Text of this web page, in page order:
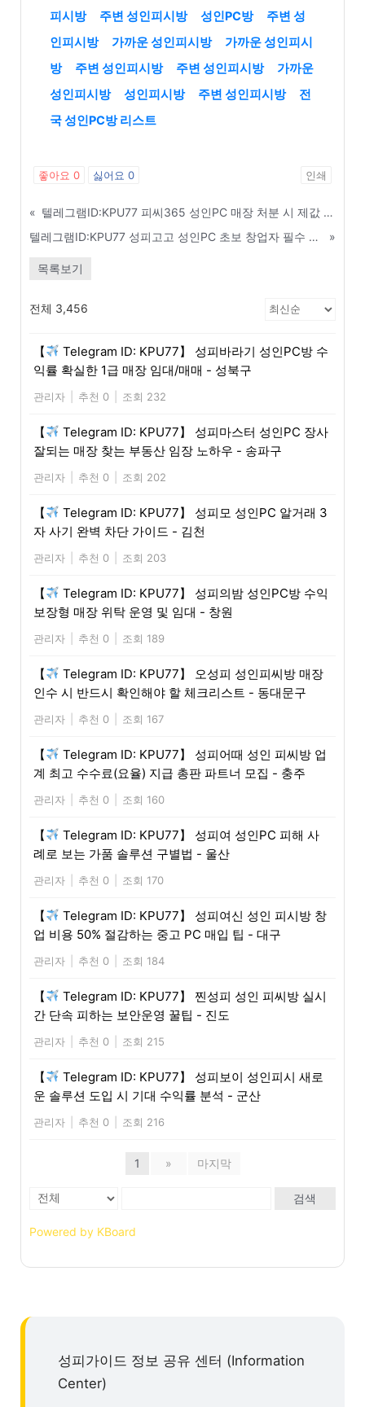
피시방
주변 성인피시방 성인PC방
주변 성
인피시방
가까운 성인피시방
가까운 성인피시
방
주변 성인피시방 주변 성인피시방
가까운
성인피시방
성인피시방 주변 성인피시방
전
국 성인PC방 리스트
좋아요 0 싫어요 0 인쇄
«
텔레그램ID:KPU77 피씨365 성인PC 매장 처분 시 제값 받고 빠르게 파는 법 - 양산
텔레그램ID:KPU77 성피고고 성인PC 초보 창업자 필수 매출 극대화 방법 - 강릉
»
목록보기
전체 3,456
【
Telegram ID: KPU77】 성피바라기 성인PC방 수
익률 확실한 1급 매장 임대/매매 - 성북구
관리자 추천 0 조회 232
【
Telegram ID: KPU77】 성피마스터 성인PC 장사
잘되는 매장 찾는 부동산 임장 노하우 - 송파구
관리자 추천 0 조회 202
【
Telegram ID: KPU77】 성피모 성인PC 알거래 3
자 사기 완벽 차단 가이드 - 김천
관리자 추천 0 조회 203
【
Telegram ID: KPU77】 성피의밤 성인PC방 수익
보장형 매장 위탁 운영 및 임대 - 창원
관리자 추천 0 조회 189
【
Telegram ID: KPU77】 오성피 성인피씨방 매장
인수 시 반드시 확인해야 할 체크리스트 - 동대문구
관리자 추천 0 조회 167
【
Telegram ID: KPU77】 성피어때 성인 피씨방 업
계 최고 수수료(요율) 지급 총판 파트너 모집 - 충주
관리자 추천 0 조회 160
【
Telegram ID: KPU77】 성피여 성인PC 피해 사
례로 보는 가품 솔루션 구별법 - 울산
관리자 추천 0 조회 170
【
Telegram ID: KPU77】 성피여신 성인 피시방 창
업 비용 50% 절감하는 중고 PC 매입 팁 - 대구
관리자 추천 0 조회 184
【
Telegram ID: KPU77】 찐성피 성인 피씨방 실시
간 단속 피하는 보안운영 꿀팁 - 진도
관리자 추천 0 조회 215
【
Telegram ID: KPU77】 성피보이 성인피시 새로
운 솔루션 도입 시 기대 수익률 분석 - 군산
관리자 추천 0 조회 216
1 » 마지막
검색
Powered by KBoard
성피가이드 정보 공유 센터 (Information
Center)